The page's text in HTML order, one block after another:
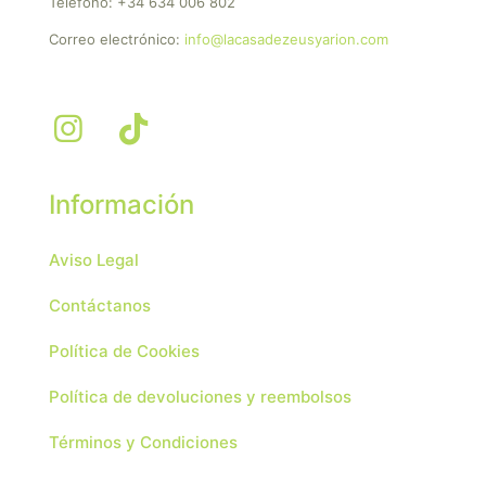
Correo electrónico: info@lacasadezeusyarion.com
Información
Aviso Legal
Contáctanos
Política de Cookies
Política de devoluciones y reembolsos
Términos y Condiciones